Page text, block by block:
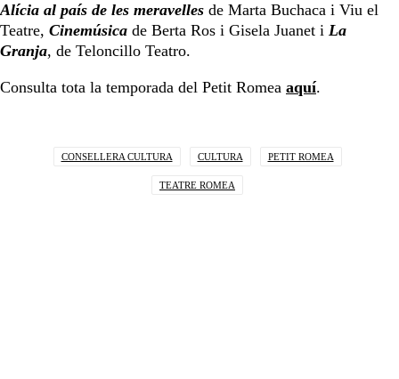
Alícia al país de les meravelles de Marta Buchaca i Viu el
Teatre, Cinemúsica de Berta Ros i Gisela Juanet i La
Granja, de Teloncillo Teatro.
Consulta tota la temporada del Petit Romea aquí.
CONSELLERA CULTURA CULTURA PETIT ROMEA
TEATRE ROMEA